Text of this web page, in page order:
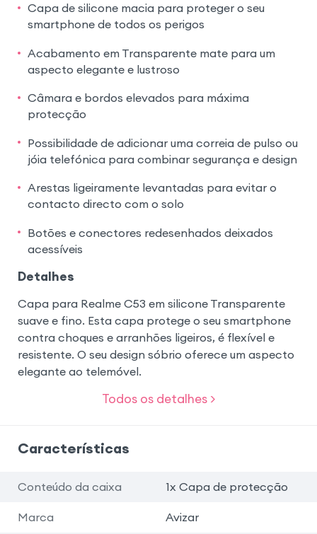
Capa de silicone macia para proteger o seu
smartphone de todos os perigos
Acabamento em Transparente mate para um
aspecto elegante e lustroso
Câmara e bordos elevados para máxima
protecção
Possibilidade de adicionar uma correia de pulso ou
jóia telefónica para combinar segurança e design
Arestas ligeiramente levantadas para evitar o
contacto directo com o solo
Botões e conectores redesenhados deixados
acessíveis
Detalhes
Capa para Realme C53 em silicone Transparente
suave e fino. Esta capa protege o seu smartphone
contra choques e arranhões ligeiros, é flexível e
resistente. O seu design sóbrio oferece um aspecto
elegante ao telemóvel.
Todos os detalhes >
Características
Conteúdo da caixa 1x Capa de protecção
Marca Avizar